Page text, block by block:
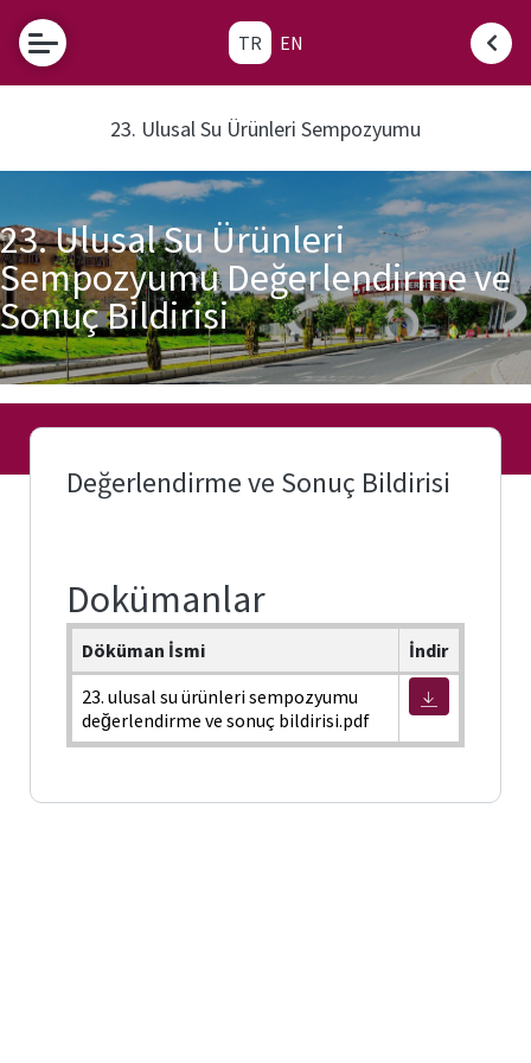
TR EN
23. Ulusal Su Ürünleri Sempozyumu
23. Ulusal Su Ürünleri
Sempozyumu Değerlendirme ve
Sonuç Bildirisi
Değerlendirme ve Sonuç Bildirisi
Dokümanlar
Döküman İsmi
İndir
23. ulusal su ürünleri sempozyumu
değerlendirme ve sonuç bildirisi.pdf